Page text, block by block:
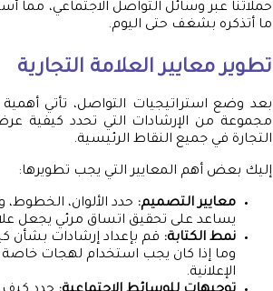
حملاتنا عبر وسائل التواصل الاجتماعي،
ما أتذكره بشغف حتى اليوم.
تطوير معايير العلامة التجارية
بعد وضع استراتيجيات التواصل، تأتي أهمية
مجموعة من الإرشادات التي تحدد كيفية
التجارة في جميع النقاط الرئيسية.
إليك بعض أهم المعايير التي يجب تطويرها:
معايير التصميم: حدد الألوان،
يساعد على تحقيق اتساق مرئي يجعل
نمط الكتابة: قم بإعداد إرشادات بشأن
وما إذا كان يجب استخدام لهجات خاصة
الإعلانية.